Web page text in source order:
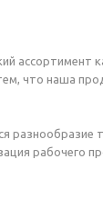
ассортимент
что наша
рабочего